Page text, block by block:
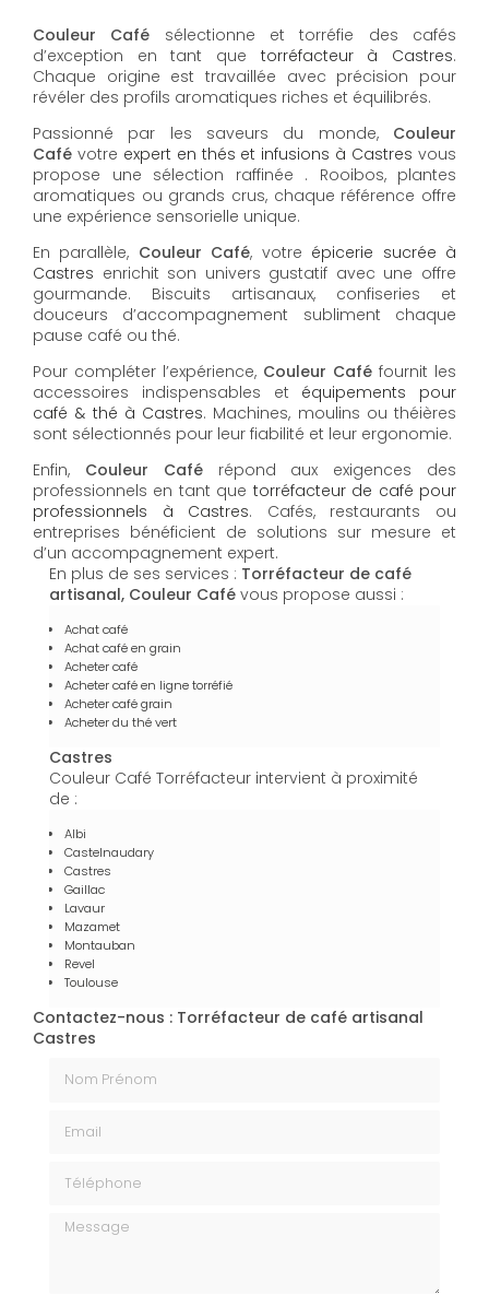
Couleur Café sélectionne et torréfie des cafés
d’exception en tant que torréfacteur à Castres.
Chaque origine est travaillée avec précision pour
révéler des profils aromatiques riches et équilibrés.
Passionné par les saveurs du monde, Couleur
Café votre expert en thés et infusions à Castres vous
propose une sélection raffinée . Rooibos, plantes
aromatiques ou grands crus, chaque référence offre
une expérience sensorielle unique.
En parallèle, Couleur Café, votre épicerie sucrée à
Castres enrichit son univers gustatif avec une offre
gourmande. Biscuits artisanaux, confiseries et
douceurs d’accompagnement subliment chaque
pause café ou thé.
Pour compléter l’expérience, Couleur Café fournit les
accessoires indispensables et équipements pour
café & thé à Castres. Machines, moulins ou théières
sont sélectionnés pour leur fiabilité et leur ergonomie.
Enfin, Couleur Caférépond aux exigences des
professionnels en tant que torréfacteur de café pour
professionnels à Castres. Cafés, restaurants ou
entreprises bénéficient de solutions sur mesure et
d’un accompagnement expert.
En plus de ses services : Torréfacteur de café
artisanal, Couleur Café vous propose aussi :
Achat café
Achat café en grain
Acheter café
Acheter café en ligne torréfié
Acheter café grain
Acheter du thé vert
Castres
Couleur Café Torréfacteur intervient à proximité
de :
Albi
Castelnaudary
Castres
Gaillac
Lavaur
Mazamet
Montauban
Revel
Toulouse
Contactez-nous : Torréfacteur de café artisanal
Castres
Message